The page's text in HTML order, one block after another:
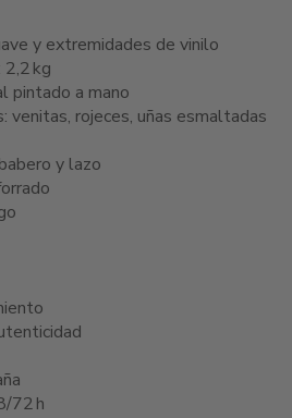
y extremidades de vinilo
2,2 kg
pintado a mano
venitas, rojeces, uñas esmaltadas
y lazo
72 h